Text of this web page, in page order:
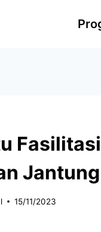
Jantung
15/11/2023